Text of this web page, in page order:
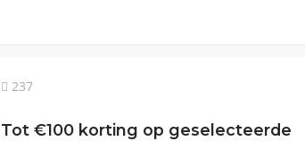
237
Tot €100 korting op geselecteerde